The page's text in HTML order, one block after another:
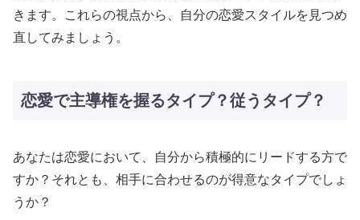
きます。これらの視点から、自分の恋愛スタイルを見つめ
直してみましょう。
恋愛で主導権を握るタイプ？従うタイプ？
あなたは恋愛において、自分から積極的にリードする方で
すか？それとも、相手に合わせるのが得意なタイプでしょ
うか？